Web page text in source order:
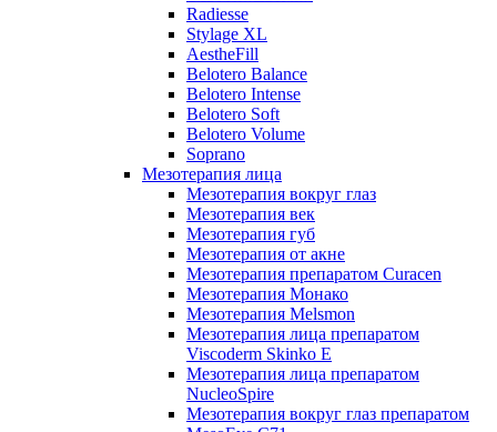
Radiesse
Stylage XL
AestheFill
Belotero Balance
Belotero Intense
Belotero Soft
Belotero Volume
Soprano
Мезотерапия лица
Мезотерапия вокруг глаз
Мезотерапия век
Мезотерапия губ
Мезотерапия от акне
Мезотерапия препаратом Curacen
Мезотерапия Монако
Мезотерапия Melsmon
Мезотерапия лица препаратом
Viscoderm Skinko E
Мезотерапия лица препаратом
NucleoSpire
Мезотерапия вокруг глаз препаратом